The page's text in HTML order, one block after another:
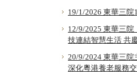
19/1/2026 東華三
12/9/2025 東華三
技連結智慧生活 共
20/9/2024 東華三院
深化粵港養老服務